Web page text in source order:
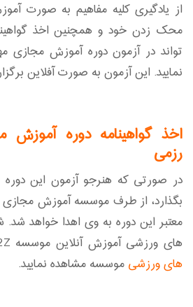
از یادگیری کلیه مفاهیم به صورت
محک زدن خود و همچنین اخذ
تواند در آزمون دوره آموزش
نمایید. این آزمون به صورت آفلاین
اخذ گواهینامه دوره
رزمی
در صورتی که هنرجو آزمون این
معتبر این دوره به وی اهدا خواهد شد.
های ورزشی آموزش آنلاین موسسه A2Z را در
های ورزشی موسسه مشاهده نمایید.